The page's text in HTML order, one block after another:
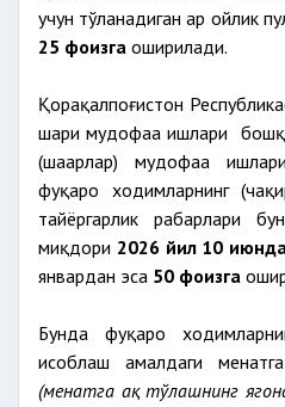
учун тўланадиган ҳар ойлик
25 фоизга оширилади.
Қорақалпоғистон
шаҳри мудофаа ишлари
(шаҳарлар) мудофаа
фуқаро ходимларнинг
тайёргарлик раҳбарлари
миқдори 2026 йил 10
январдан эса 50 фоизга
Бунда фуқаро
ҳисоблаш амалдаги
(меҳнатга ҳақ тўлашнинг